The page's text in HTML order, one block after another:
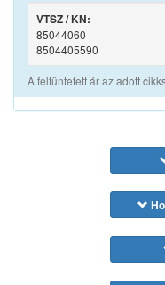
VTSZ / KN:
85044060
8504405590
A feltüntetett ár az adott